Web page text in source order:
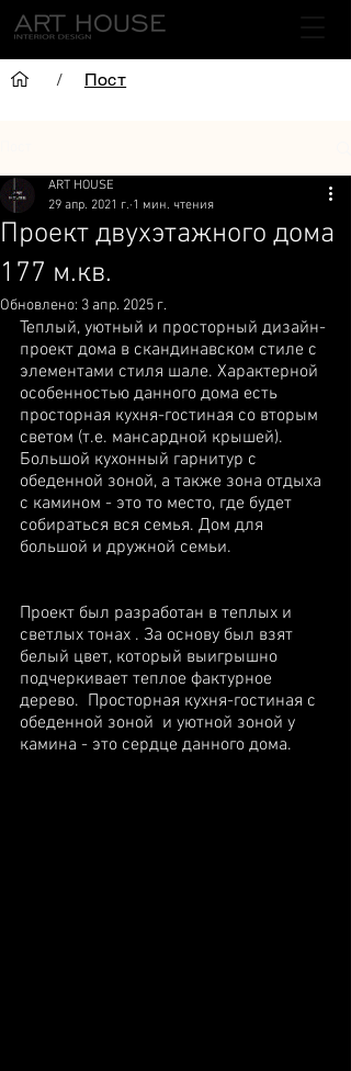
/ Пост
Проект двухэтажного дома
177 м.кв.
ART HOUSE
29 апр. 2021 г. 1 мин. чтения
Обновлено: 3 апр. 2025 г.
Теплый, уютный и просторный дизайн-
проект дома в скандинавском стиле с
элементами стиля шале. Характерной
особенностью данного дома есть
просторная кухня-гостиная со вторым
светом (т.е. мансардной крышей).
Большой кухонный гарнитур с
обеденной зоной, а также зона отдыха
с камином - это то место, где будет
собираться вся семья. Дом для
большой и дружной семьи.
Проект был разработан в теплых и
светлых тонах . За основу был взят
белый цвет, который выигрышно
подчеркивает теплое фактурное
дерево.  Просторная кухня-гостиная с
обеденной зоной  и уютной зоной у
камина - это сердце данного дома.